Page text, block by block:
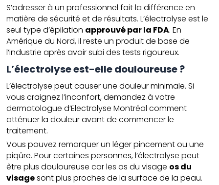
S’adresser à un professionnel fait la différence en
matière de sécurité et de résultats. L’électrolyse est le
seul type d’épilation approuvé par la FDA. En
Amérique du Nord, il reste un produit de base de
l’industrie après avoir subi des tests rigoureux.
L’électrolyse est-elle douloureuse ?
L’électrolyse peut causer une douleur minimale. Si
vous craignez l’inconfort, demandez à votre
dermatologue d’Electrolyse Montréal comment
atténuer la douleur avant de commencer le
traitement.
Vous pouvez remarquer un léger pincement ou une
piqûre. Pour certaines personnes, l’électrolyse peut
être plus douloureuse car les os du visage os du
visagesont plus proches de la surface de la peau.